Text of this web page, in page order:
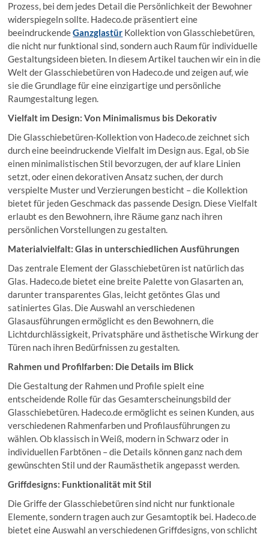
Prozess, bei dem jedes Detail die Persönlichkeit der Bewohner
widerspiegeln sollte. Hadeco.de präsentiert eine
beeindruckendeGanzglastür Kollektion von Glasschiebetüren,
die nicht nur funktional sind, sondern auch Raum für individuelle
Gestaltungsideen bieten. In diesem Artikel tauchen wir ein in die
Welt der Glasschiebetüren von Hadeco.de und zeigen auf, wie
sie die Grundlage für eine einzigartige und persönliche
Raumgestaltung legen.
Vielfalt im Design: Von Minimalismus bis Dekorativ
Die Glasschiebetüren-Kollektion von Hadeco.de zeichnet sich
durch eine beeindruckende Vielfalt im Design aus. Egal, ob Sie
einen minimalistischen Stil bevorzugen, der auf klare Linien
setzt, oder einen dekorativen Ansatz suchen, der durch
verspielte Muster und Verzierungen besticht – die Kollektion
bietet für jeden Geschmack das passende Design. Diese Vielfalt
erlaubt es den Bewohnern, ihre Räume ganz nach ihren
persönlichen Vorstellungen zu gestalten.
Materialvielfalt: Glas in unterschiedlichen Ausführungen
Das zentrale Element der Glasschiebetüren ist natürlich das
Glas. Hadeco.de bietet eine breite Palette von Glasarten an,
darunter transparentes Glas, leicht getöntes Glas und
satiniertes Glas. Die Auswahl an verschiedenen
Glasausführungen ermöglicht es den Bewohnern, die
Lichtdurchlässigkeit, Privatsphäre und ästhetische Wirkung der
Türen nach ihren Bedürfnissen zu gestalten.
Rahmen und Profilfarben: Die Details im Blick
Die Gestaltung der Rahmen und Profile spielt eine
entscheidende Rolle für das Gesamterscheinungsbild der
Glasschiebetüren. Hadeco.de ermöglicht es seinen Kunden, aus
verschiedenen Rahmenfarben und Profilausführungen zu
wählen. Ob klassisch in Weiß, modern in Schwarz oder in
individuellen Farbtönen – die Details können ganz nach dem
gewünschten Stil und der Raumästhetik angepasst werden.
Griffdesigns: Funktionalität mit Stil
Die Griffe der Glasschiebetüren sind nicht nur funktionale
Elemente, sondern tragen auch zur Gesamtoptik bei. Hadeco.de
bietet eine Auswahl an verschiedenen Griffdesigns, von schlicht